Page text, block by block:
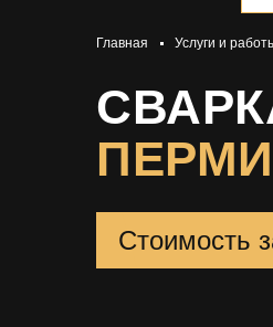
Главная Услуги и
ПЕРМИ
Стоимость